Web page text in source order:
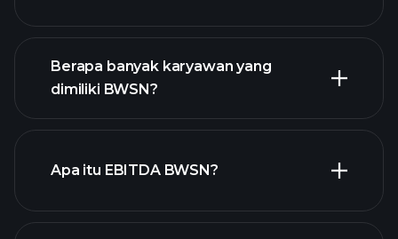
laporan
keuangan
Berapa banyak karyawan yang
dimiliki BWSN?
Apa itu EBITDA BWSN?